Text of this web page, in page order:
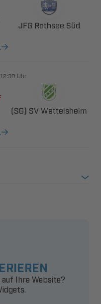
  
 Uhr
  
Ihre Website?